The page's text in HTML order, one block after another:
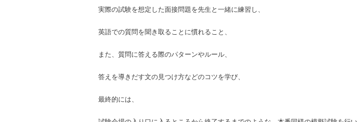
実際の試験を想定した面接問題を先生と一緒に練習し、
英語での質問を聞き取ることに慣れること、
また、質問に答える際のパターンやルール、
答えを導きだす文の見つけ方などのコツを学び、
最終的には、